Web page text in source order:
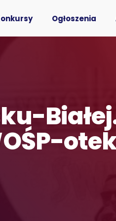
Ogłoszenia